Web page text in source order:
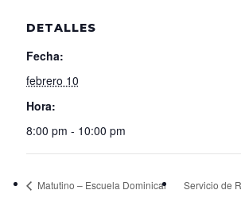
DETALLES
Fecha:
febrero 10
Hora:
8:00 pm - 10:00 pm
Matutino – Escuela Dominical Servicio de